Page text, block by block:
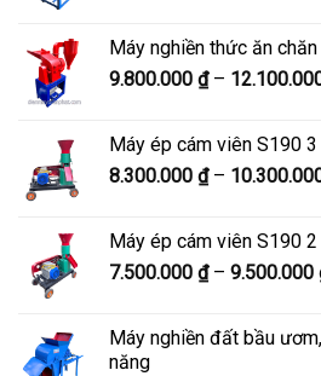
Máy nghiền thức ăn
9.800.000 ₫ –
Máy ép cám viên S190
8.300.000 ₫ –
Máy ép cám viên S190
7.500.000 ₫ – 9.500.000
Máy nghiền đất bầu
năng